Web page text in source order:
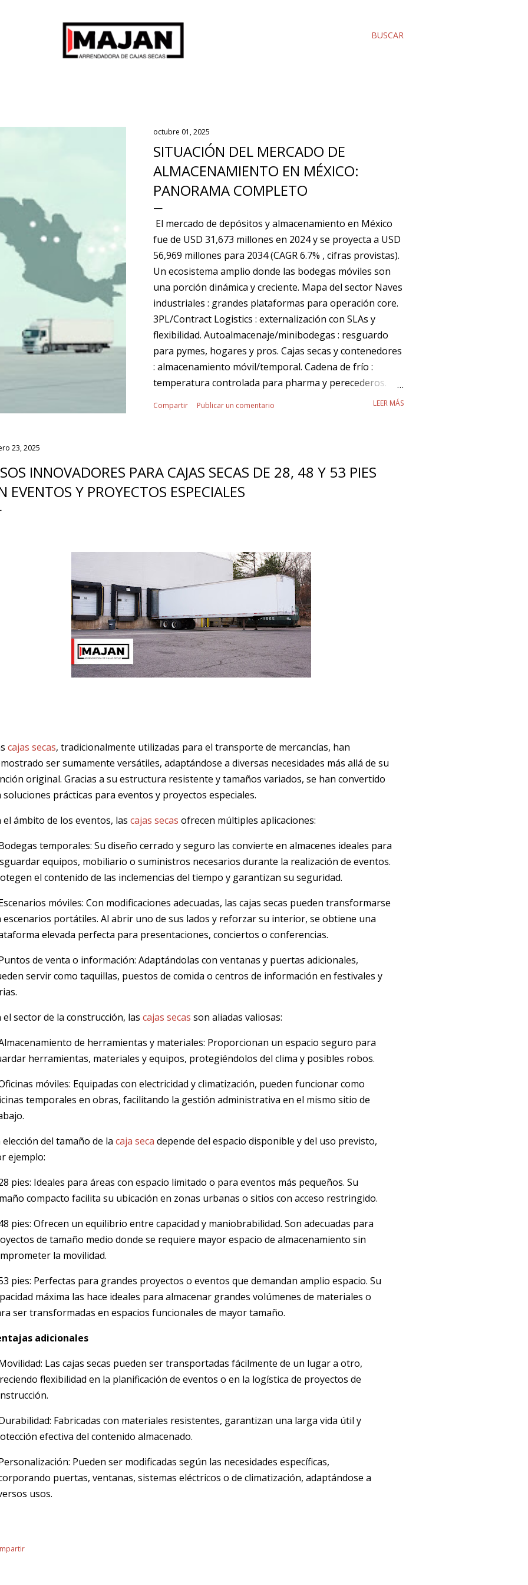
BUSCAR
octubre 01, 2025
SITUACIÓN DEL MERCADO DE
ALMACENAMIENTO EN MÉXICO:
PANORAMA COMPLETO
El mercado de depósitos y almacenamiento en México
fue de USD 31,673 millones en 2024 y se proyecta a USD
56,969 millones para 2034 (CAGR 6.7% , cifras provistas).
Un ecosistema amplio donde las bodegas móviles son
una porción dinámica y creciente. Mapa del sector Naves
industriales : grandes plataformas para operación core.
3PL/Contract Logistics : externalización con SLAs y
flexibilidad. Autoalmacenaje/minibodegas : resguardo
para pymes, hogares y pros. Cajas secas y contenedores
: almacenamiento móvil/temporal. Cadena de frío :
temperatura controlada para pharma y perecederos.
como capacidad elástica : agrega metros donde y cuando
se necesitan. Despliegue ágil sin obra civil mayor.
Compartir Publicar un comentario LEER MÁS
23, 2025
INNOVADORES PARA CAJAS SECAS DE 28, 48 Y 53 PIES
EVENTOS Y PROYECTOS ESPECIALES
cajas secas, tradicionalmente utilizadas para el transporte de mercancías, han
ser sumamente versátiles, adaptándose a diversas necesidades más allá de su
original. Gracias a su estructura resistente y tamaños variados, se han convertido
soluciones prácticas para eventos y proyectos especiales.
el ámbito de los eventos, las cajas secas ofrecen múltiples aplicaciones:
temporales: Su diseño cerrado y seguro las convierte en almacenes ideales para
equipos, mobiliario o suministros necesarios durante la realización de eventos.
el contenido de las inclemencias del tiempo y garantizan su seguridad.
móviles: Con modificaciones adecuadas, las cajas secas pueden transformarse
escenarios portátiles. Al abrir uno de sus lados y reforzar su interior, se obtiene una
elevada perfecta para presentaciones, conciertos o conferencias.
de venta o información: Adaptándolas con ventanas y puertas adicionales,
servir como taquillas, puestos de comida o centros de información en festivales y
el sector de la construcción, las cajas secas son aliadas valiosas:
de herramientas y materiales: Proporcionan un espacio seguro para
herramientas, materiales y equipos, protegiéndolos del clima y posibles robos.
móviles: Equipadas con electricidad y climatización, pueden funcionar como
temporales en obras, facilitando la gestión administrativa en el mismo sitio de
elección del tamaño de la caja seca depende del espacio disponible y del uso previsto,
ejemplo:
pies: Ideales para áreas con espacio limitado o para eventos más pequeños. Su
compacto facilita su ubicación en zonas urbanas o sitios con acceso restringido.
pies: Ofrecen un equilibrio entre capacidad y maniobrabilidad. Son adecuadas para
de tamaño medio donde se requiere mayor espacio de almacenamiento sin
la movilidad.
pies: Perfectas para grandes proyectos o eventos que demandan amplio espacio. Su
máxima las hace ideales para almacenar grandes volúmenes de materiales o
ser transformadas en espacios funcionales de mayor tamaño.
adicionales
Las cajas secas pueden ser transportadas fácilmente de un lugar a otro,
flexibilidad en la planificación de eventos o en la logística de proyectos de
Fabricadas con materiales resistentes, garantizan una larga vida útil y
efectiva del contenido almacenado.
Pueden ser modificadas según las necesidades específicas,
puertas, ventanas, sistemas eléctricos o de climatización, adaptándose a
usos.